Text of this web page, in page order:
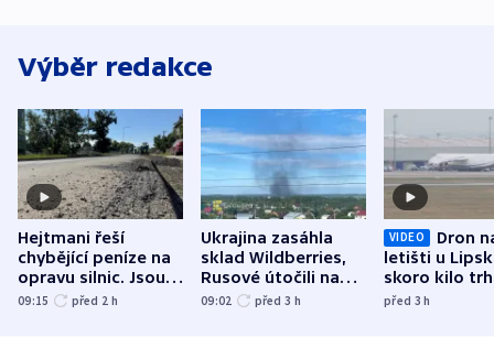
Výběr redakce
Hejtmani řeší
chybějící peníze na
opravu silnic. Jsou
nenárokové, namítá
09:15 před 2 h
Ukrajina zasáhla
sklad Wildberries,
Rusové útočili na
trh, hasiče či
09:02 před 3 h
VIDEO
Dron
letišti u
skoro kilo
indicie
před 3h